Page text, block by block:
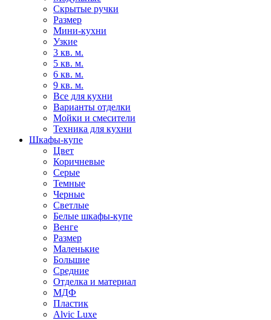
Скрытые ручки
Размер
Мини-кухни
Узкие
3 кв. м.
5 кв. м.
6 кв. м.
9 кв. м.
Все для кухни
Варианты отделки
Мойки и смесители
Техника для кухни
Шкафы-купе
Цвет
Коричневые
Серые
Темные
Черные
Светлые
Белые шкафы-купе
Венге
Размер
Маленькие
Большие
Средние
Отделка и материал
МДФ
Пластик
Alvic Luxe